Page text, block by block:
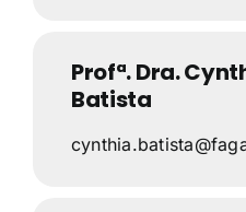
Profª. Dra.
Batista